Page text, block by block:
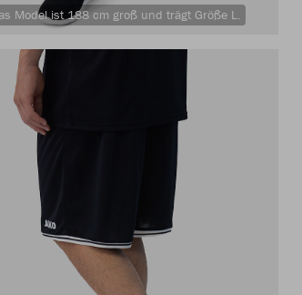
Model ist 188 cm groß und trägt Größe L.